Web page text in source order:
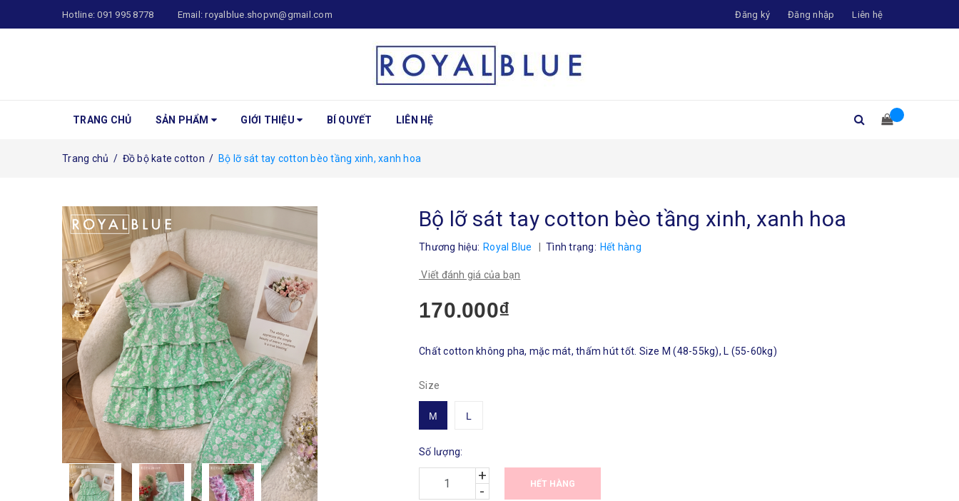
Hotline:091 995 8778 Email:royalblue.shopvn@gmail.com Đăng ký Đăng nhập Liên hệ
TRANG CHỦ SẢN PHẨM GIỚI THIỆU BÍ QUYẾT LIÊN HỆ
Trang chủ / Đồ bộ kate cotton / Bộ lỡ sát tay cotton bèo tầng xinh, xanh hoa
Bộ lỡ sát tay cotton bèo tầng xinh, xanh hoa
Thương hiệu: Royal Blue Tình trạng: Hết hàng
Viết đánh giá của bạn
170.000₫
Chất cotton không pha, mặc mát, thấm hút tốt. Size M (48-55kg), L (55-60kg)
Size
M L
Số lượng:
+
-
HẾT HÀNG